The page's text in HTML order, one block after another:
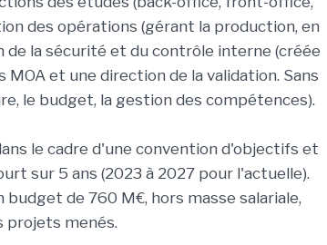
des opérations (gérant la production, en
de la sécurité et du contrôle interne (créée
et une direction de la validation. Sans
le budget, la gestion des compétences).
le cadre d'une convention d'objectifs et
sur 5 ans (2023 à 2027 pour l'actuelle).
budget de 760 M€, hors masse salariale,
projets menés.